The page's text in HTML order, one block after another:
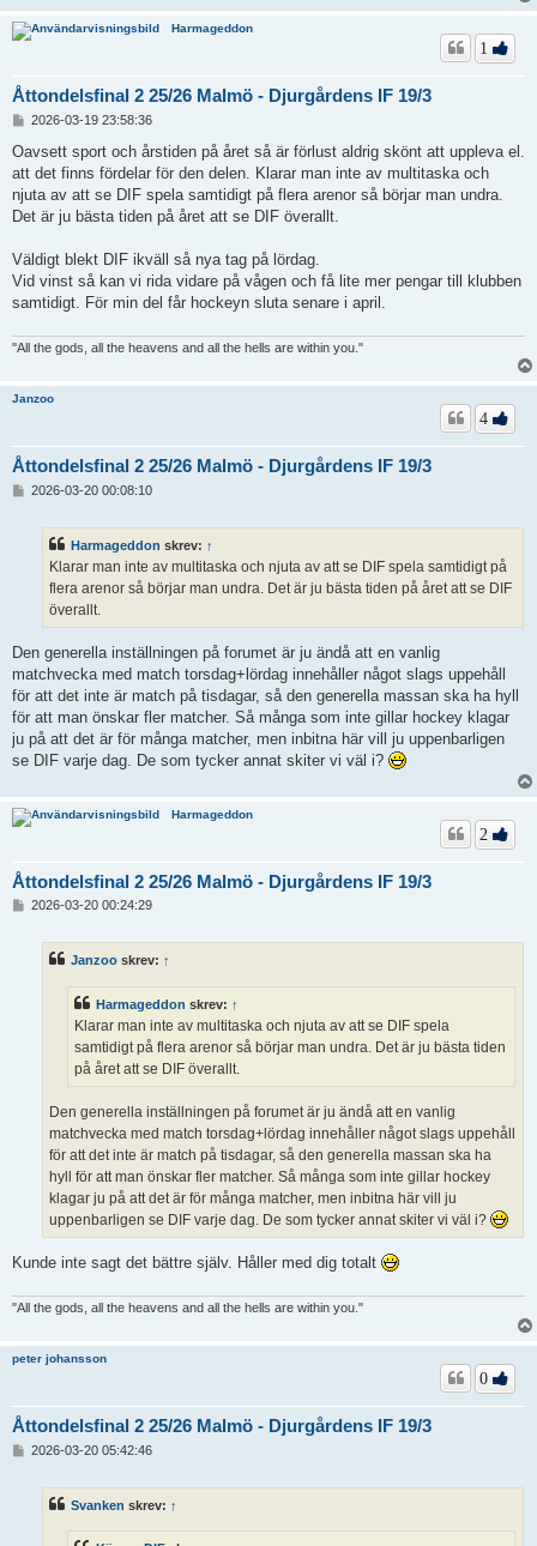
Harmageddon
Åttondelsfinal 2 25/26 Malmö - Djurgårdens IF 19/3
1
l
ä
g
g
2026-03-19 23:58:36
Oavsett sport och årstiden på året så är förlust aldrig skönt att uppleva el.
att det finns fördelar för den delen. Klarar man inte av multitaska och
njuta av att se DIF spela samtidigt på flera arenor så börjar man undra.
Det är ju bästa tiden på året att se DIF överallt.
Väldigt blekt DIF ikväll så nya tag på lördag.
Vid vinst så kan vi rida vidare på vågen och få lite mer pengar till klubben
samtidigt. För min del får hockeyn sluta senare i april.
"All the gods, all the heavens and all the hells are within you."
Janzoo
Åttondelsfinal 2 25/26 Malmö - Djurgårdens IF 19/3
4
2026-03-20 00:08:10
Harmageddon skrev: ↑
Klarar man inte av multitaska och njuta av att se DIF spela samtidigt på
flera arenor så börjar man undra. Det är ju bästa tiden på året att se DIF
överallt.
Den generella inställningen på forumet är ju ändå att en vanlig
matchvecka med match torsdag+lördag innehåller något slags uppehåll
för att det inte är match på tisdagar, så den generella massan ska ha hyll
för att man önskar fler matcher. Så många som inte gillar hockey klagar
ju på att det är för många matcher, men inbitna här vill ju uppenbarligen
se DIF varje dag. De som tycker annat skiter vi väl i?
Harmageddon
Åttondelsfinal 2 25/26 Malmö - Djurgårdens IF 19/3
2
2026-03-20 00:24:29
Janzoo skrev: ↑
Harmageddon skrev: ↑
Klarar man inte av multitaska och njuta av att se DIF spela
samtidigt på flera arenor så börjar man undra. Det är ju bästa tiden
på året att se DIF överallt.
Den generella inställningen på forumet är ju ändå att en vanlig
matchvecka med match torsdag+lördag innehåller något slags uppehåll
för att det inte är match på tisdagar, så den generella massan ska ha
hyll för att man önskar fler matcher. Så många som inte gillar hockey
klagar ju på att det är för många matcher, men inbitna här vill ju
uppenbarligen se DIF varje dag. De som tycker annat skiter vi väl i?
Kunde inte sagt det bättre själv. Håller med dig totalt
"All the gods, all the heavens and all the hells are within you."
peter johansson
Åttondelsfinal 2 25/26 Malmö - Djurgårdens IF 19/3
0
2026-03-20 05:42:46
Svanken skrev: ↑